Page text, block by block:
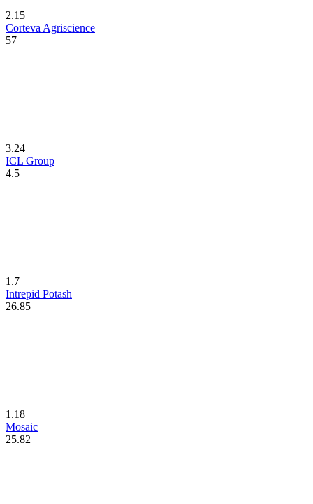
2.15
Corteva Agriscience
57
3.24
ICL Group
4.5
1.7
Intrepid Potash
26.85
1.18
Mosaic
25.82